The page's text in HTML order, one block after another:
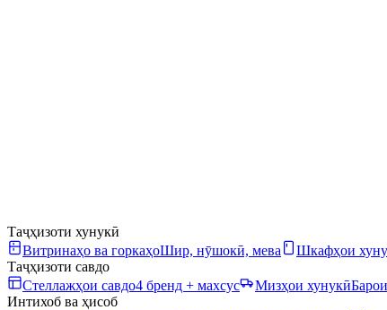
Таҷҳизоти хунукӣ
Витринаҳо ва горкаҳоШир, нӯшокӣ, мева Шкафҳои
Таҷҳизоти савдо
Стеллажҳои савдо4 бренд + махсус Мизҳои хунукӣ
Интихоб ва ҳисоб